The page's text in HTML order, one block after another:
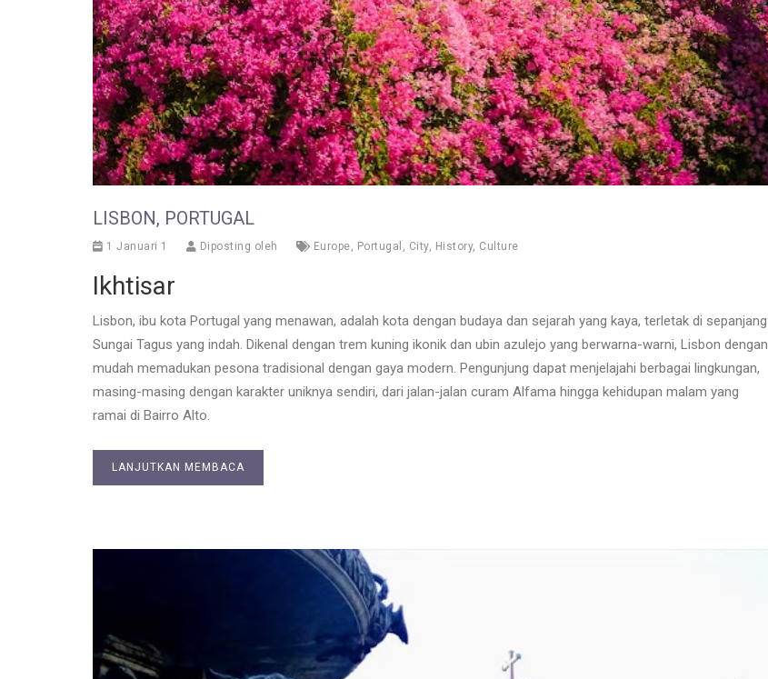
LISBON, PORTUGAL
1 Januari 1 Diposting oleh Europe Portugal City, History, Culture
Ikhtisar
Lisbon, ibu kota Portugal yang menawan, adalah kota dengan budaya dan sejarah yang kaya, terletak di sepanjang
Sungai Tagus yang indah. Dikenal dengan trem kuning ikonik dan ubin azulejo yang berwarna-warni, Lisbon dengan
mudah memadukan pesona tradisional dengan gaya modern. Pengunjung dapat menjelajahi berbagai lingkungan,
masing-masing dengan karakter uniknya sendiri, dari jalan-jalan curam Alfama hingga kehidupan malam yang
ramai di Bairro Alto.
LANJUTKAN MEMBACA